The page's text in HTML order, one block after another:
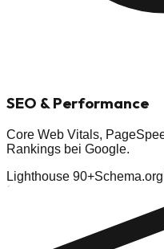
SEO & Performance
Core Web Vitals,
Rankings bei Google.
Lighthouse 90+Schema.org